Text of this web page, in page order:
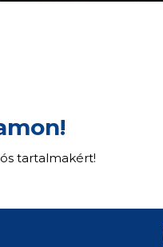
tartalmakért!